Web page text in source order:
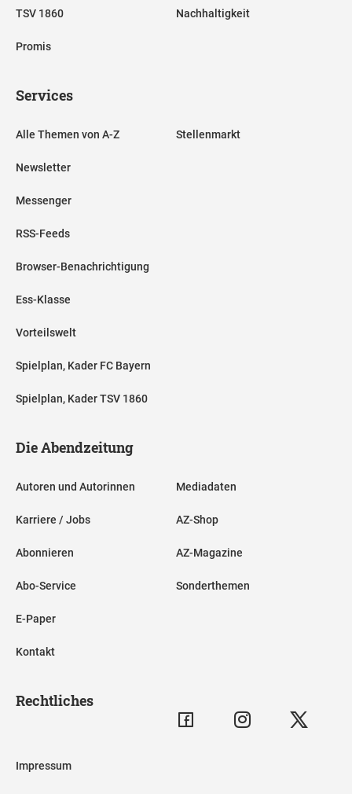
TSV 1860
Promis
Nachhaltigkeit
Services
Alle Themen von A-Z
Newsletter
Messenger
RSS-Feeds
Browser-Benachrichtigung
Ess-Klasse
Vorteilswelt
Spielplan, Kader FC Bayern
Spielplan, Kader TSV 1860
Stellenmarkt
Die Abendzeitung
Autoren und Autorinnen
Karriere / Jobs
Abonnieren
Abo-Service
E-Paper
Kontakt
Mediadaten
AZ-Shop
AZ-Magazine
Sonderthemen
Rechtliches
Impressum